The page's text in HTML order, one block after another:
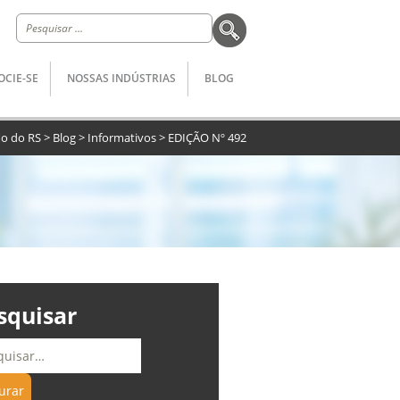
Pesquisar
por:
SE NOSSAS INDÚSTRIAS BLOG
do RS> Blog> Informativos> EDIÇÃO Nº 492